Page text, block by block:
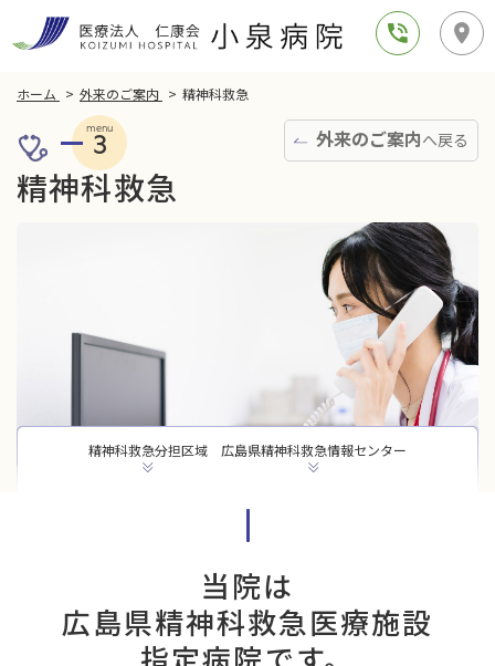
ホーム 外来のご案内 精神科救急
外来のご案内へ戻る
menu
3
精神科救急
精神科救急分担区域 広島県精神科救急情報センター
当院は
広島県精神科救急医療施設
指定病院です。